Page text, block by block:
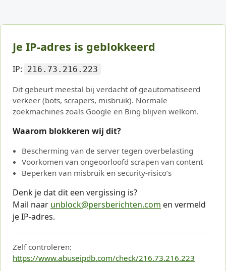
Je IP-adres is geblokkeerd
IP: 216.73.216.223
Dit gebeurt meestal bij verdacht of geautomatiseerd
verkeer (bots, scrapers, misbruik). Normale
zoekmachines zoals Google en Bing blijven welkom.
Waarom blokkeren wij dit?
Bescherming van de server tegen overbelasting
Voorkomen van ongeoorloofd scrapen van content
Beperken van misbruik en security-risico’s
Denk je dat dit een vergissing is?
Mail naar unblock@persberichten.com en vermeld
je IP-adres.
Zelf controleren:
https://www.abuseipdb.com/check/216.73.216.223